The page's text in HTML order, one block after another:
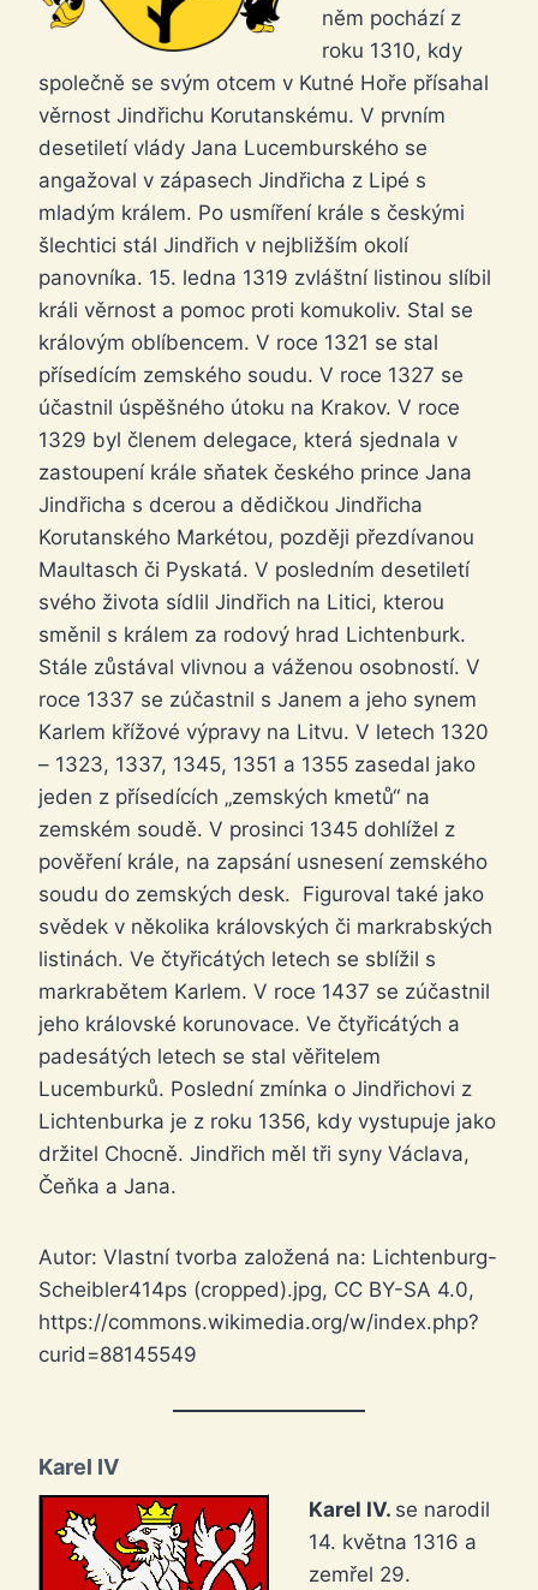
něm pochází z
roku 1310, kdy
společně se svým otcem v Kutné Hoře přísahal
věrnost Jindřichu Korutanskému. V prvním
desetiletí vlády Jana Lucemburského se
angažoval v zápasech Jindřicha z Lipé s
mladým králem. Po usmíření krále s českými
šlechtici stál Jindřich v nejbližším okolí
panovníka. 15. ledna 1319 zvláštní listinou slíbil
králi věrnost a pomoc proti komukoliv. Stal se
královým oblíbencem. V roce 1321 se stal
přísedícím zemského soudu. V roce 1327 se
účastnil úspěšného útoku na Krakov. V roce
1329 byl členem delegace, která sjednala v
zastoupení krále sňatek českého prince Jana
Jindřicha s dcerou a dědičkou Jindřicha
Korutanského Markétou, později přezdívanou
Maultasch či Pyskatá. V posledním desetiletí
svého života sídlil Jindřich na Litici, kterou
směnil s králem za rodový hrad Lichtenburk.
Stále zůstával vlivnou a váženou osobností. V
roce 1337 se zúčastnil s Janem a jeho synem
Karlem křížové výpravy na Litvu. V letech 1320
– 1323, 1337, 1345, 1351 a 1355 zasedal jako
jeden z přísedících „zemských kmetů“ na
zemském soudě. V prosinci 1345 dohlížel z
pověření krále, na zapsání usnesení zemského
soudu do zemských desk. Figuroval také jako
svědek v několika královských či markrabských
listinách. Ve čtyřicátých letech se sblížil s
markrabětem Karlem. V roce 1437 se zúčastnil
jeho královské korunovace. Ve čtyřicátých a
padesátých letech se stal věřitelem
Lucemburků. Poslední zmínka o Jindřichovi z
Lichtenburka je z roku 1356, kdy vystupuje jako
držitel Chocně. Jindřich měl tři syny Václava,
Čeňka a Jana.
Autor: Vlastní tvorba založená na: Lichtenburg-
Scheibler414ps (cropped).jpg, CC BY-SA 4.0,
https://commons.wikimedia.org/w/index.php?
curid=88145549
Karel IV
Karel IV. se narodil
14. května 1316 a
zemřel 29.